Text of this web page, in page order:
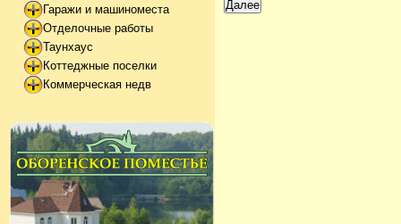
Гаражи и машиноместа
Отделочные работы
Таунхаус
Коттеджные поселки
Коммерческая недв